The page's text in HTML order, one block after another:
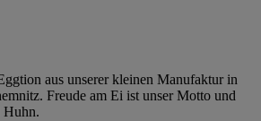
aus unserer kleinen Manufaktur in
Freude am Ei ist unser Motto und
Huhn.